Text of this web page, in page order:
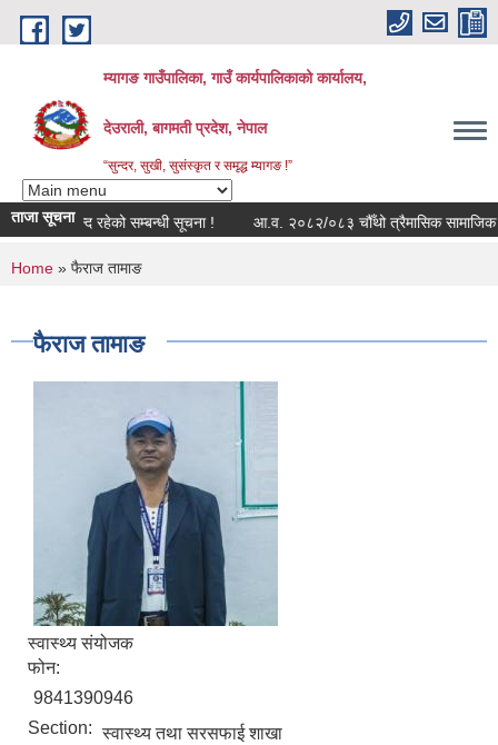
Skip to main content
म्यागङ गाउँपालिका, गाउँ कार्यपालिकाको कार्यालय,
देउराली, बागमती प्रदेश, नेपाल
“सुन्दर, सुखी, सुसंस्कृत र समृद्ध म्यागङ !”
ताजा सूचना
मोड्युल बन्द रहेको सम्बन्धी सूचना ! आ.व. २०८२/०८३ चौँथो त्रैमासिक सामाजिक
You are here
Home » फैराज तामाङ
फैराज तामाङ
स्वास्थ्य संयोजक
फोन:
9841390946
Section: स्वास्थ्य तथा सरसफाई शाखा